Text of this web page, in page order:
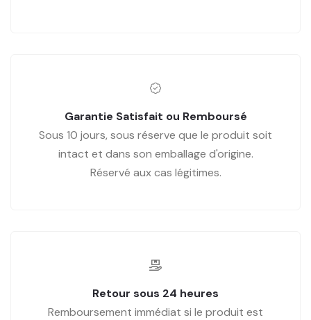
Garantie Satisfait ou Remboursé
Sous 10 jours, sous réserve que le produit soit
intact et dans son emballage d'origine.
Réservé aux cas légitimes.
Retour sous 24 heures
Remboursement immédiat si le produit est